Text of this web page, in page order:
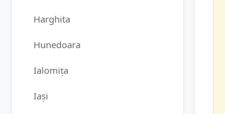
Harghita
Hunedoara
Ialomița
Iași